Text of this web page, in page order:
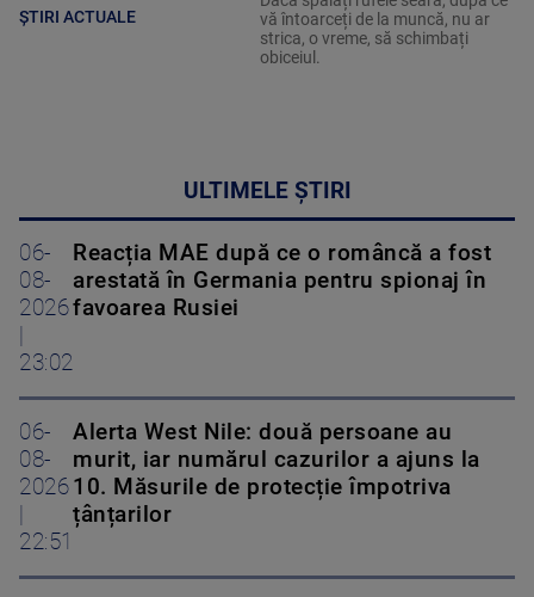
ȘTIRI ACTUALE
vă întoarceți de la muncă, nu ar
strica, o vreme, să schimbați
obiceiul.
ULTIMELE ȘTIRI
06-
08-
2026
23:02
Reacția MAE după ce o româncă a fost
arestată în Germania pentru spionaj în
favoarea Rusiei
06-
08-
2026
22:51
Alerta West Nile: două persoane au
murit, iar numărul cazurilor a ajuns la
10. Măsurile de protecție împotriva
țânțarilor